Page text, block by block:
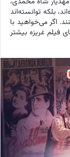
بلکه توانسته‌اند
اگر می‌خواهید با
فیلم غریزه بیشتر